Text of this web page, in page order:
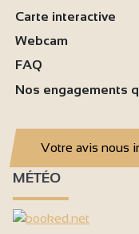
Carte interactive
Webcam
FAQ
Nos engagements
Votre avis nous
MÉTÉO